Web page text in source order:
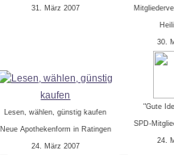
31. März 2007
30.
Lesen, wählen, günstig kaufen
Neue Apothekenform in Ratingen
24. März 2007
"Gute
SPD-
24.